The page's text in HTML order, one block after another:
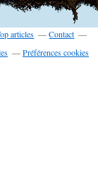
articles
Contact
Préférences cookies